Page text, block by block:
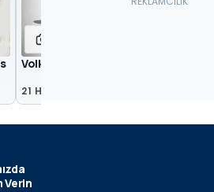
Volkswagen Virtus - Polo Sedan 2018
21 Haz 2017
Verin